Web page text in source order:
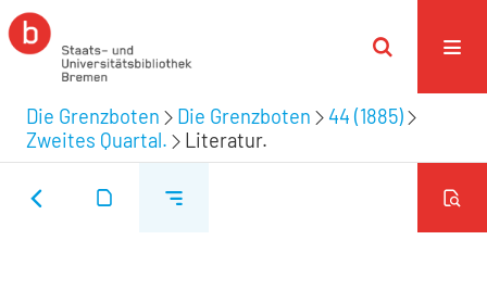
Die Grenzboten Die Grenzboten
44 (1885)
Zweites Quartal.
Literatur.